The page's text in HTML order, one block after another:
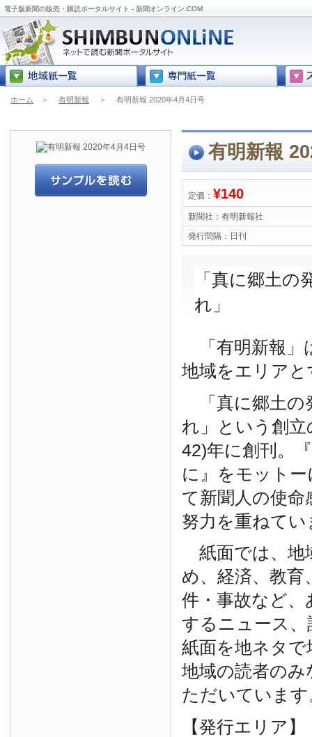
電子版新聞の販売・購読ポータルサイト - 新聞オンライン.COM
ホーム ＞ 有明新報 ＞ 有明新報 2020年4月4日号
有明新報
定価： ¥140
新聞社： 有明新報社
発行間隔： 日刊
「真に郷土の
れ」
「有明新報」
地域をエリア
「真に郷土の
れ」という創
42)年に創刊。
に』をモット
て新聞人の使命
努力を重ねてい
紙面では、地
め、経済、教育
件・事故など
するニュース
紙面を地ネタ
地域の読者の
ただいています
【発行エリア】